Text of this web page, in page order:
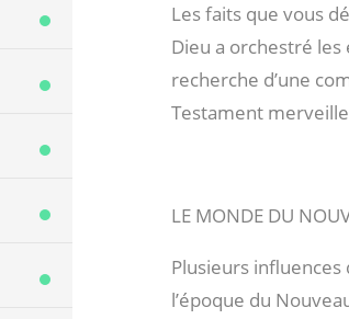
Les faits que vous
Dieu a orchestré
recherche d’une
Testament
LE MONDE DU
Plusieurs
l’époque du